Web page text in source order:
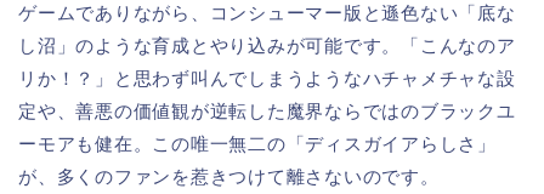
ゲームでありながら、コンシューマー版と遜色ない「底な
し沼」のような育成とやり込みが可能です。「こんなのア
リか！？」と思わず叫んでしまうようなハチャメチャな設
定や、善悪の価値観が逆転した魔界ならではのブラックユ
ーモアも健在。この唯一無二の「ディスガイアらしさ」
が、多くのファンを惹きつけて離さないのです。